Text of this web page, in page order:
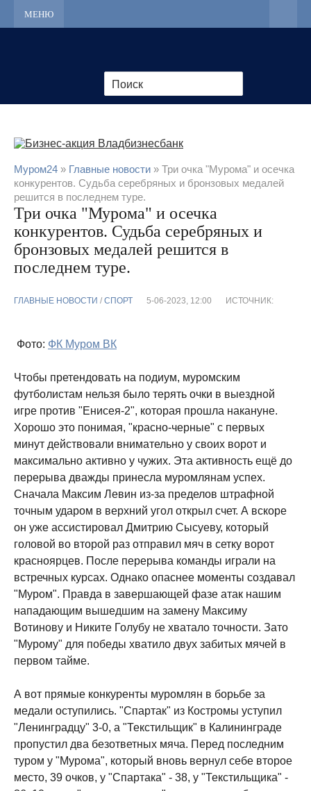
МЕНЮ
Муром24 » Главные новости » Три очка "Мурома" и осечка
конкурентов. Судьба серебряных и бронзовых медалей
решится в последнем туре.
Три очка "Мурома" и осечка
конкурентов. Судьба серебряных и
бронзовых медалей решится в
последнем туре.
ГЛАВНЫЕ НОВОСТИ / CПОРТ 5-06-2023, 12:00 ИСТОЧНИК:
Фото: ФК Муром ВК
Чтобы претендовать на подиум, муромским
футболистам нельзя было терять очки в выездной
игре против "Енисея-2", которая прошла накануне.
Хорошо это понимая, "красно-черные" с первых
минут действовали внимательно у своих ворот и
максимально активно у чужих. Эта активность ещё до
перерыва дважды принесла муромлянам успех.
Сначала Максим Левин из-за пределов штрафной
точным ударом в верхний угол открыл счет. А вскоре
он уже ассистировал Дмитрию Сысуеву, который
головой во второй раз отправил мяч в сетку ворот
красноярцев. После перерыва команды играли на
встречных курсах. Однако опаснее моменты создавал
"Муром". Правда в завершающей фазе атак нашим
нападающим вышедшим на замену Максиму
Вотинову и Никите Голубу не хватало точности. Зато
"Мурому" для победы хватило двух забитых мячей в
первом тайме.
А вот прямые конкуренты муромлян в борьбе за
медали оступились. "Спартак" из Костромы уступил
"Ленинградцу" 3-0, а "Текстильщик" в Калининграде
пропустил два безответных мяча. Перед последним
туром у "Мурома", который вновь вернул себе второе
место, 39 очков, у "Спартака" - 38, у "Текстильщика" -